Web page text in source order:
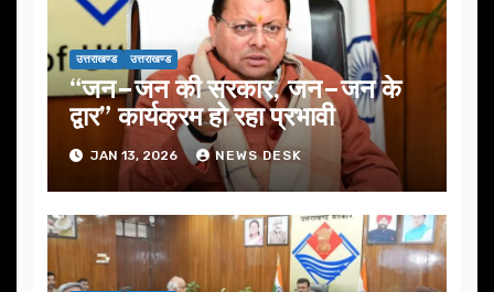
उत्तराखण्ड उत्तराखण्ड
“जन–जन की सरकार, जन–जन के
द्वार” कार्यक्रम हो रहा प्रभावी
JAN 13, 2026 NEWS DESK